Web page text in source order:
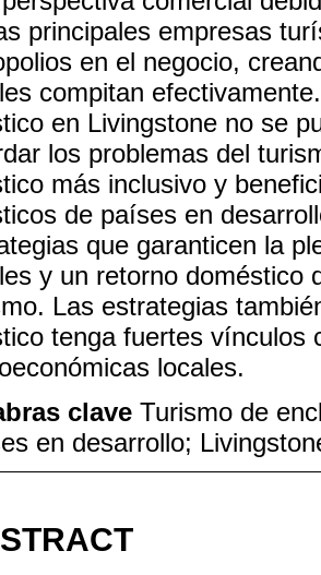
principales empresas
en el negocio,
compitan
en Livingstone no se
los problemas del
más inclusivo y
de países en
que garanticen la
y un retorno doméstico
Las estrategias
tenga fuertes vínculos
locales.
clave Turismo de
en desarrollo;